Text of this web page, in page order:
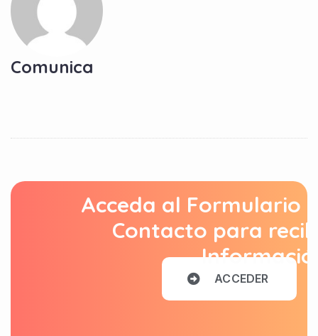
Comunica
Acceda al Formulario
Contacto para
ACCEDER